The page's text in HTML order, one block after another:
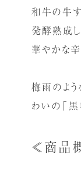
和牛の牛す
発酵熟成し
華やかな
梅雨のよう
わいの「黒
≪商品